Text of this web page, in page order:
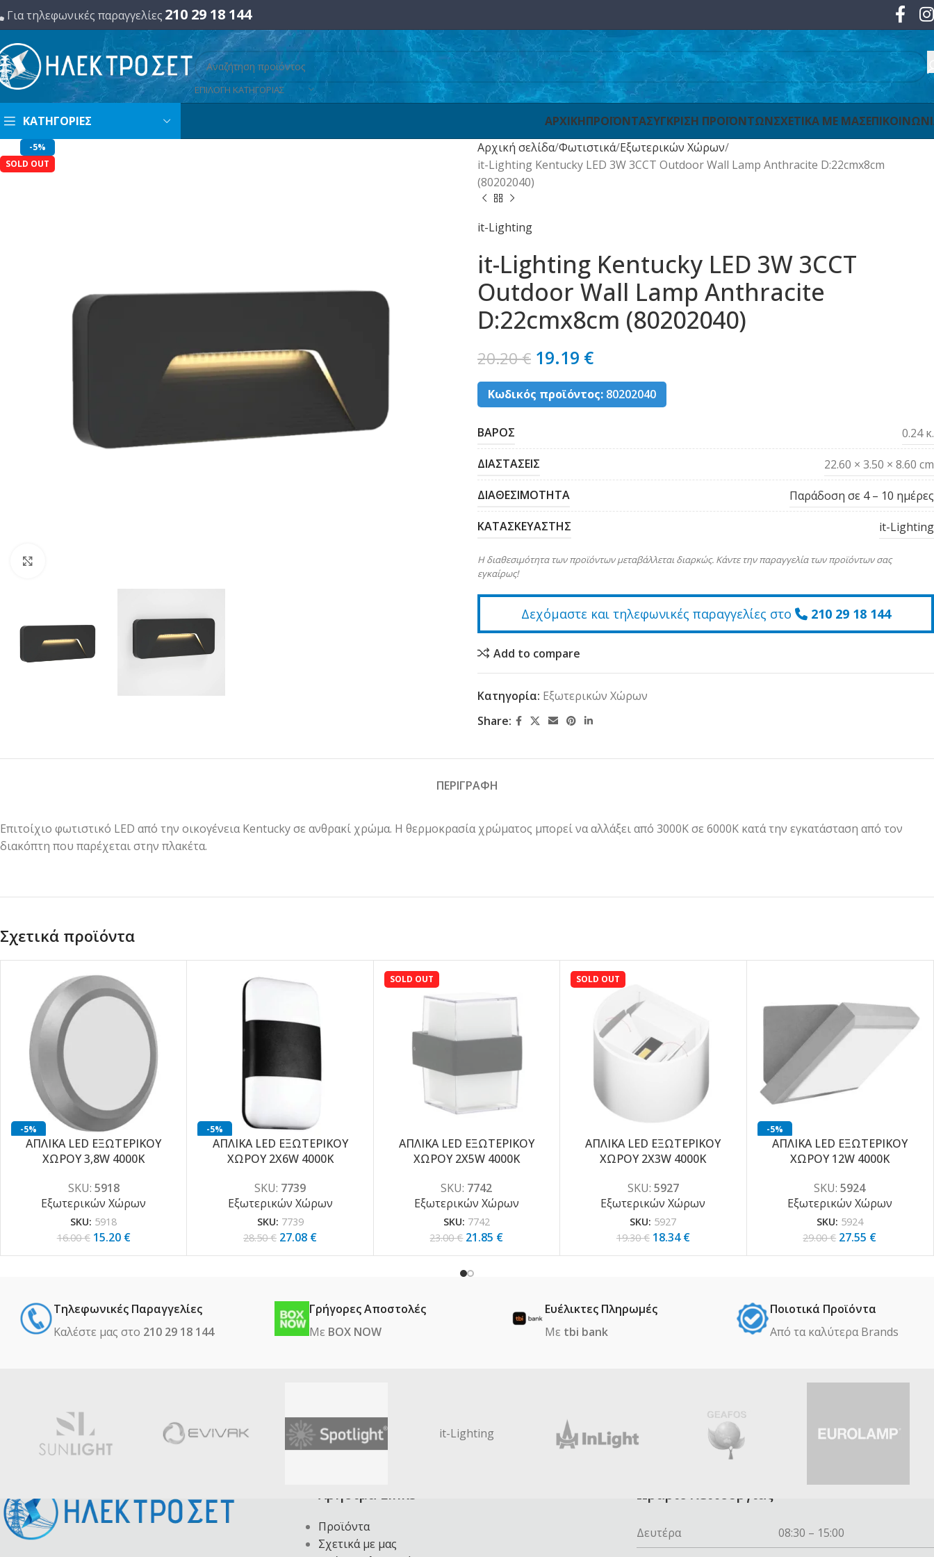
Για τηλεφωνικές παραγγελίες 210 29 18 144
ΕΠΙΛΟΓΗ ΚΑΤΗΓΟΡΙΑΣ
ΚΑΤΗΓΟΡΙΕΣ ΑΡΧΙΚΗΠΡΟΪΟΝΤΑΣΥΓΚΡΙΣΗ ΠΡΟΪΟΝΤΩΝΣΧΕΤΙΚΑ ΜΕ ΜΑΣ
-5%
SOLD OUT
Αρχική σελίδα Φωτιστικά Εξωτερικών Χώρων
it-Lighting Kentucky LED 3W 3CCT Outdoor Wall Lamp Anthracite D:22cmx8cm
(80202040)
it-Lighting
it-Lighting Kentucky LED 3W 3CCT
Outdoor Wall Lamp Anthracite
D:22cmx8cm (80202040)
20.20€ 19.19 €
Κωδικός προϊόντος: 80202040
ΒΑΡΟΣ 0.24 κ.
ΔΙΑΣΤΑΣΕΙΣ 22.60 × 3.50 × 8.60 cm
ΔΙΑΘΕΣΙΜΟΤΗΤΑ Παράδοση σε 4 – 10 ημέρες
ΚΑΤΑΣΚΕΥΑΣΤΗΣ it-Lighting
Η διαθεσιμότητα των προϊόντων μεταβάλλεται διαρκώς. Κάντε την παραγγελία των προϊόντων σας
εγκαίρως!
Δεχόμαστε και τηλεφωνικές παραγγελίες στο 210 29 18 144
Add to compare
Κατηγορία: Εξωτερικών Χώρων
Share:
ΠΕΡΙΓΡΑΦΗ
Επιτοίχιο φωτιστικό LED από την οικογένεια Kentucky σε ανθρακί χρώμα. Η θερμοκρασία χρώματος μπορεί να αλλάξει από 3000K σε 6000K κατά την εγκατάσταση από τον
διακόπτη που παρέχεται στην πλακέτα.
Σχετικά προϊόντα
-5%
ΑΠΛΙΚΑ LED ΕΞΩΤΕΡΙΚΟΥ
ΧΩΡΟΥ 3,8W 4000K
SKU: 5918
Εξωτερικών Χώρων
SKU: 5918
16.00€ 15.20 €
-5%
ΑΠΛΙΚΑ LED ΕΞΩΤΕΡΙΚΟΥ
ΧΩΡΟΥ 2X6W 4000K
SKU: 7739
Εξωτερικών Χώρων
SKU: 7739
28.50€ 27.08 €
-5%
SOLD OUT
ΑΠΛΙΚΑ LED ΕΞΩΤΕΡΙΚΟΥ
ΧΩΡΟΥ 2X5W 4000K
SKU: 7742
Εξωτερικών Χώρων
SKU: 7742
23.00€ 21.85 €
-5%
SOLD OUT
ΑΠΛΙΚΑ LED ΕΞΩΤΕΡΙΚΟΥ
ΧΩΡΟΥ 2X3W 4000K
SKU: 5927
Εξωτερικών Χώρων
SKU: 5927
19.30€ 18.34€
-5%
ΑΠΛΙΚΑ LED ΕΞΩΤΕΡΙΚΟΥ
ΧΩΡΟΥ 12W 4000K
SKU:5924
Εξωτερικών Χώρων
SKU: 5924
29.00€ 27.55 €
Τηλεφωνικές Παραγγελίες
Καλέστε μας στο 210 29 18 144
Γρήγορες Αποστολές
Με BOX NOW
Ευέλικτες Πληρωμές
Με tbi bank
Ποιοτικά Προϊόντα
Από τα καλύτερα Βrands
it-Lighting
Χρήσιμα Links
Προϊόντα
Σχετικά με μας
Ωράριο λειτουργίας
Δευτέρα
08:30 – 15:00